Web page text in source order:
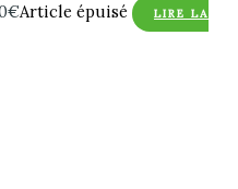
€Article épuisé
LIRE LA